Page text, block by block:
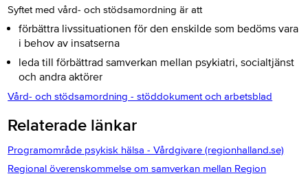
Syftet med vård- och stödsamordning är att
förbättra livssituationen för den enskilde som bedöms vara
i behov av insatserna
leda till förbättrad samverkan mellan psykiatri, socialtjänst
och andra aktörer
Vård- och stödsamordning - stöddokument och arbetsblad
Relaterade länkar
Programområde psykisk hälsa - Vårdgivare (regionhalland.se)
Regional överenskommelse om samverkan mellan Region